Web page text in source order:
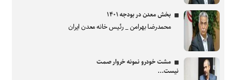
بخش معدن در بودجه ۱۴۰۱
محمدرضا بهرامن _ رئیس خانه معدن ایران
مشت خودرو نمونه خروار صمت
نیست...